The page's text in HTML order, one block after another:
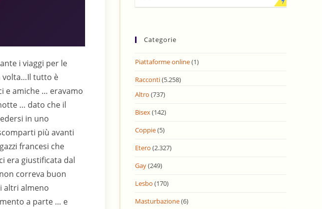
i viaggi per le
volta…Il tutto è
e amiche … eravamo
… dato che il
in uno
più avanti
francesi che
era giustificata dal
correva buon
altri almeno
a parte … e
Categorie
Piattaforme online(1)
Racconti(5.258)
Altro (737)
Bisex(142)
Coppie(5)
Etero (2.327)
Gay(249)
Lesbo (170)
Masturbazione(6)